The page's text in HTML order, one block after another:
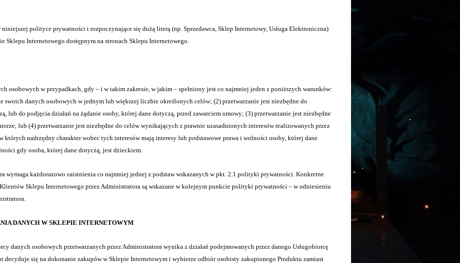
polityce prywatności i rozpoczynające się dużą literą (np. Sprzedawca, Sklep Internetowy, Usługa Elektroniczna)
Internetowego dostępnym na stronach Sklepu Internetowego.
w przypadkach, gdy – i w takim zakresie, w jakim – spełniony jest co najmniej jeden z poniższych warunków:
swoich danych osobowych w jednym lub większej liczbie określonych celów; (2) przetwarzanie jest niezbędne do
lub do podjęcia działań na żądanie osoby, której dane dotyczą, przed zawarciem umowy; (3) przetwarzanie jest niezbędne
lub (4) przetwarzanie jest niezbędne do celów wynikających z prawnie uzasadnionych interesów realizowanych przez
nadrzędny charakter wobec tych interesów mają interesy lub podstawowe prawa i wolności osoby, której dane
gdy osoba, której dane dotyczą, jest dzieckiem.
każdorazowo zaistnienia co najmniej jednej z podstaw wskazanych w pkt. 2.1 polityki prywatności. Konkretne
Sklepu Internetowego przez Administratora są wskazane w kolejnym punkcie polityki prywatności – w odniesieniu
DANYCH W SKLEPIE INTERNETOWYM
danych osobowych przetwarzanych przez Administratora wynika z działań podejmowanych przez danego Usługobiorcę
się na dokonanie zakupów w Sklepie Internetowym i wybierze odbiór osobisty zakupionego Produktu zamiast